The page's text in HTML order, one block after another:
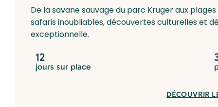
De la savane sauvage du parc Kruger aux
safaris inoubliables, découvertes culturelles et
exceptionnelle.
12
jours sur place
DÉCOUVRIR